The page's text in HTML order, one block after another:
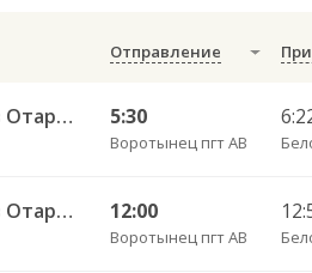
Отправление
Воротынец — Белогорка ч/з Отары 101 5:30
Воротынец пгт АВ
Воротынец — Белогорка ч/з Отары 101 12:00
Воротынец пгт АВ